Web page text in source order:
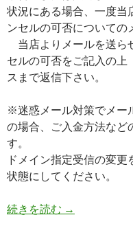
状況にある場合、一度当
ンセルの可否についての
当店よりメールを送ら
セルの可否をご記入の上
スまで返信下さい。
※迷惑メール対策でメー
の場合、ご入金方法など
す。
ドメイン指定受信の変
状態にしてください。
続きを読む ご注文後の流
→